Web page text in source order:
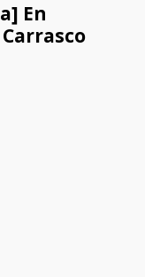
En